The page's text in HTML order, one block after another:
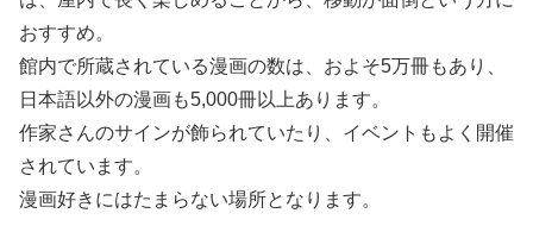
おすすめ。
館内で所蔵されている漫画の数は、およそ5万冊もあり、
日本語以外の漫画も5,000冊以上あります。
作家さんのサインが飾られていたり、イベントもよく開催
されています。
漫画好きにはたまらない場所となります。